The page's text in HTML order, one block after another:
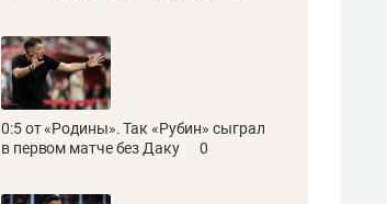
0:5 от «Родины». Так «Рубин» сыграл
в первом матче без Даку
0